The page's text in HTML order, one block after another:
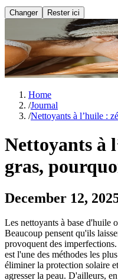
Changer Rester ici
Home
/Journal
/Nettoyants à l’huile :
Nettoyants à
gras,
December 12,
Les nettoyants à base d'huile
Beaucoup pensent qu'ils
provoquent des
est l'une des méthodes les
éliminer la protection solaire
agresser la peau. D'ailleurs,